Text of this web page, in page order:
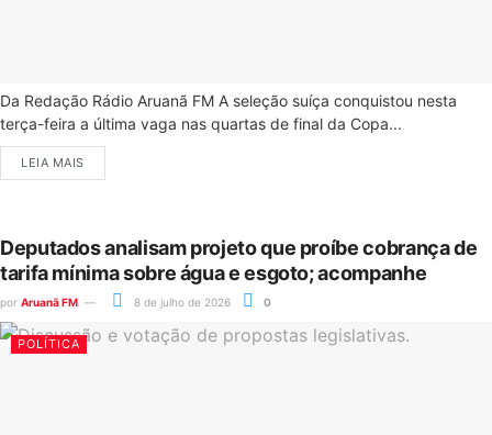
Da Redação Rádio Aruanã FM A seleção suíça conquistou nesta
terça-feira a última vaga nas quartas de final da Copa...
LEIA MAIS
Deputados analisam projeto que proíbe cobrança de
tarifa mínima sobre água e esgoto; acompanhe
por Aruanã FM 8 de julho de 2026 0
POLÍTICA